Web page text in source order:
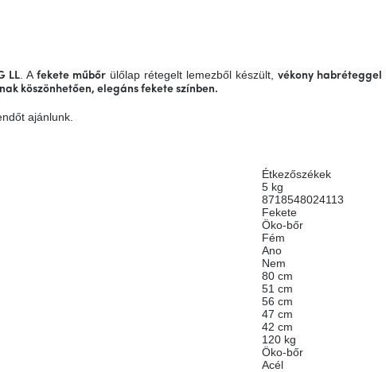
LL . A fekete műbőr ülőlap rétegelt lemezből készült, vékony habréteggel
köszönhetően, elegáns fekete színben.
ajánlunk.
Étkezőszékek
5 kg
8718548024113
Fekete
Öko-bőr
Fém
Ano
Nem
80 cm
51 cm
56 cm
47 cm
42 cm
120 kg
Öko-bőr
Acél